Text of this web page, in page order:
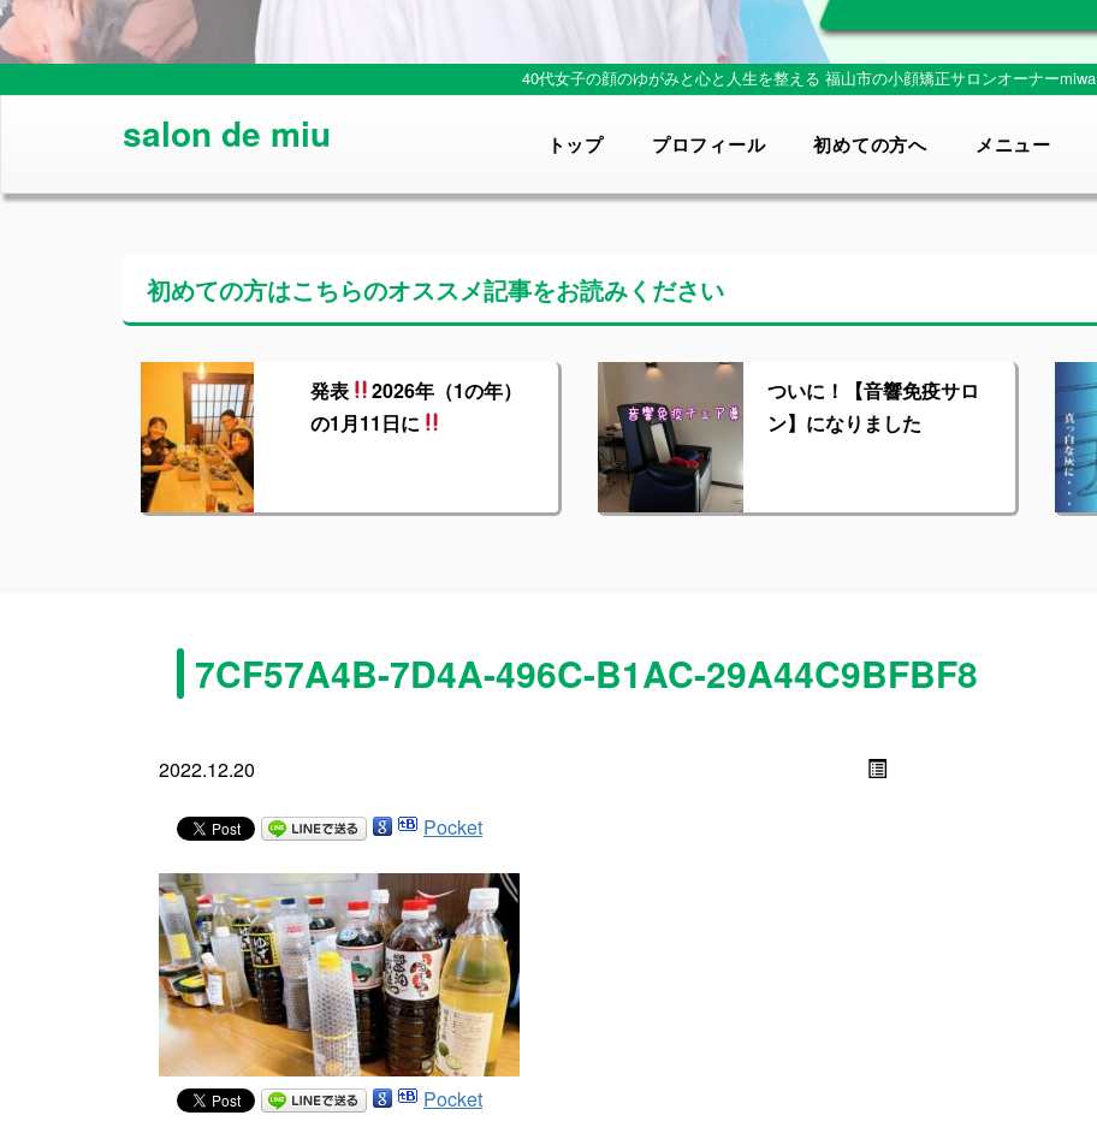
40代女子の顔のゆがみと心と人生を整える 福山市の小顔矯正サロンオーナーmiwa
salon de miu トップ プロフィール 初めての方へ メニュー
初めての方はこちらのオススメ記事をお読みください
発表
2026年（1の年）
の1月11日に
ついに！【音響免疫サロ
ン】になりました
7CF57A4B-7D4A-496C-B1AC-29A44C9BFBF8
2022.12.20
Pocket
Pocket